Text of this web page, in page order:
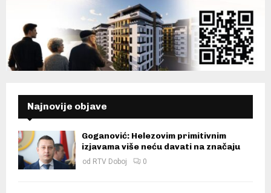
Najnovije objave
Goganović: Helezovim primitivnim
izjavama više neću davati na značaju
od RTV Doboj 0